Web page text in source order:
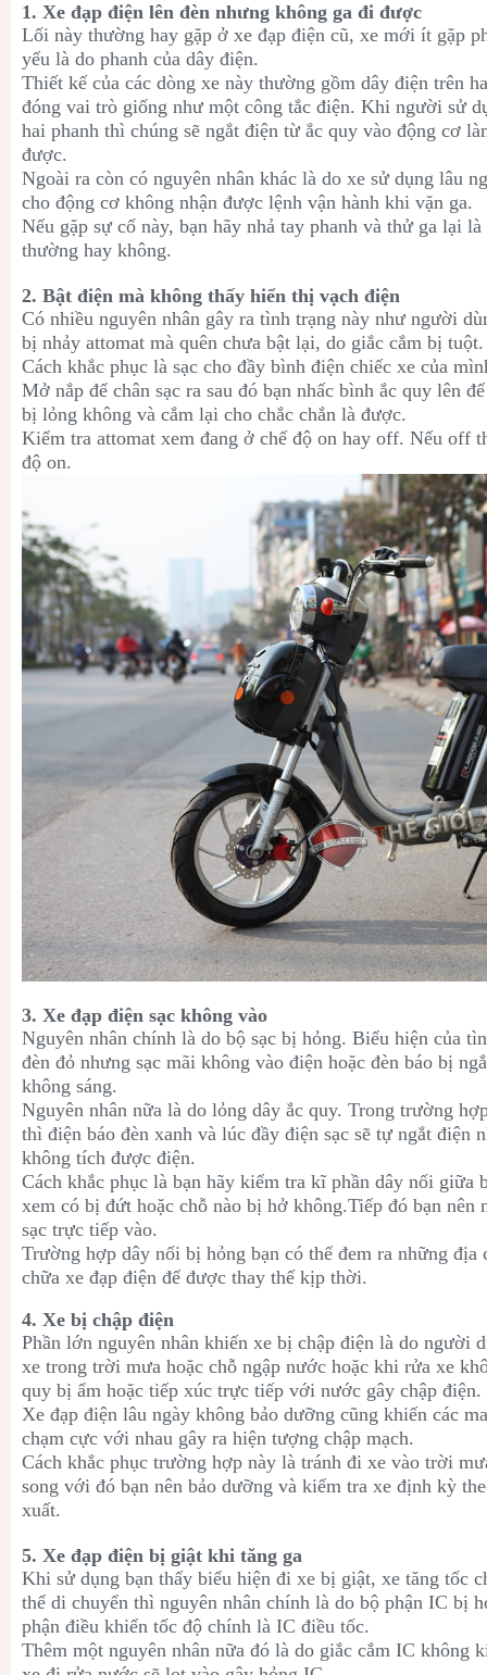
1. Xe đạp điện lên đèn nhưng không ga đi được
Lối này thường hay gặp ở xe đạp điện cũ, xe mới ít gặp
yếu là do phanh của dây điện.
Thiết kế của các dòng xe này thường gồm dây điện trên
đóng vai trò giống như một công tắc điện. Khi người sử
hai phanh thì chúng sẽ ngắt điện từ ắc quy vào động cơ
được.
Ngoài ra còn có nguyên nhân khác là do xe sử dụng lâu
cho động cơ không nhận được lệnh vận hành khi vặn ga.
Nếu gặp sự cố này, bạn hãy nhả tay phanh và thử ga lại
thường hay không.
2. Bật điện mà không thấy hiển thị vạch điện
Có nhiều nguyên nhân gây ra tình trạng này như người
bị nhảy attomat mà quên chưa bật lại, do giắc cắm bị tuột.
Cách khắc phục là sạc cho đầy bình điện chiếc xe của
Mở nắp để chân sạc ra sau đó bạn nhấc bình ắc quy lên
bị lỏng không và cắm lại cho chắc chắn là được.
Kiểm tra attomat xem đang ở chế độ on hay off. Nếu off
độ on.
3. Xe đạp điện sạc không vào
Nguyên nhân chính là do bộ sạc bị hỏng. Biểu hiện của
đèn đỏ nhưng sạc mãi không vào điện hoặc đèn báo bị
không sáng.
Nguyên nhân nữa là do lỏng dây ắc quy. Trong trường
thì điện báo đèn xanh và lúc đầy điện sạc sẽ tự ngắt điện
không tích được điện.
Cách khắc phục là bạn hãy kiểm tra kĩ phần dây nối giữa
xem có bị đứt hoặc chỗ nào bị hở không.Tiếp đó bạn nên
sạc trực tiếp vào.
Trường hợp dây nối bị hỏng bạn có thể đem ra những địa
chữa xe đạp điện để được thay thế kịp thời.
4. Xe bị chập điện
Phần lớn nguyên nhân khiến xe bị chập điện là do người
xe trong trời mưa hoặc chỗ ngập nước hoặc khi rửa xe
quy bị ẩm hoặc tiếp xúc trực tiếp với nước gây chập điện.
Xe đạp điện lâu ngày không bảo dưỡng cũng khiến các
chạm cực với nhau gây ra hiện tượng chập mạch.
Cách khắc phục trường hợp này là tránh đi xe vào trời
song với đó bạn nên bảo dưỡng và kiểm tra xe định kỳ
xuất.
5. Xe đạp điện bị giật khi tăng ga
Khi sử dụng bạn thấy biểu hiện đi xe bị giật, xe tăng tốc
thể di chuyển thì nguyên nhân chính là do bộ phận IC bị
phận điều khiển tốc độ chính là IC điều tốc.
Thêm một nguyên nhân nữa đó là do giắc cắm IC không